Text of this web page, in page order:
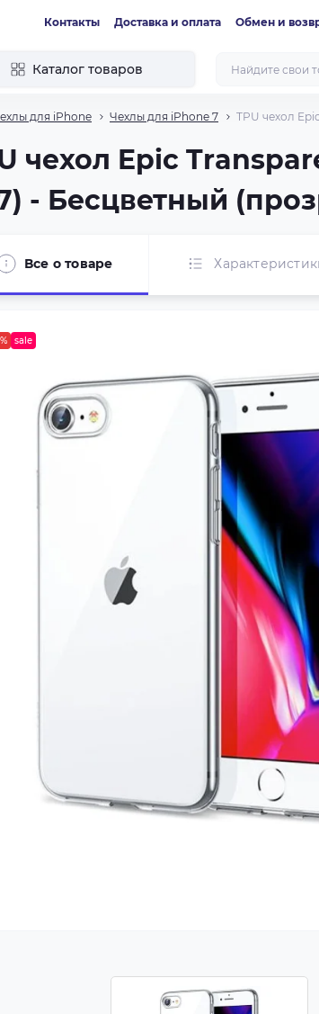
Контакты Доставка и оплата Обмен и
Каталог товаров
для iPhone Чехлы для iPhone 7 TPU чехол
чехол Epic
- Бесцветный
Все о товаре
sale